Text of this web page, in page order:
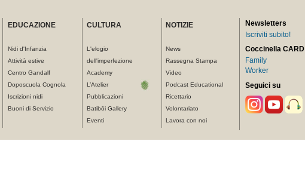
EDUCAZIONE
Nidi d'Infanzia
Attività estive
Centro Gandalf
Doposcuola Cognola
Iscrizioni nidi
Buoni di Servizio
CULTURA
L'elogio
dell'imperfezione
Academy
L’Atelier
Pubblicazioni
Batibōi Gallery
Eventi
NOTIZIE
News
Rassegna Stampa
Video
Podcast Educational
Ricettario
Volontariato
Lavora con noi
Newsletters
Iscriviti subito!
Coccinella CARD
Family
Worker
Seguici su